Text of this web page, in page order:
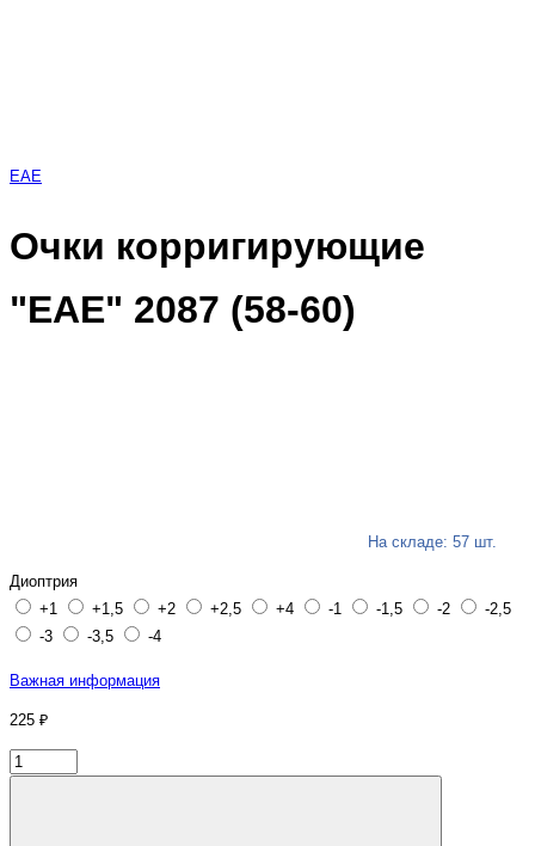
EAE
Очки корригирующие
"EAE" 2087 (58-60)
На складе: 57 шт.
Диоптрия
+1
+1,5 +2 +2,5 +4 -1 -1,5 -2
-2,5
-3
-3,5 -4
Важная информация
225 ₽